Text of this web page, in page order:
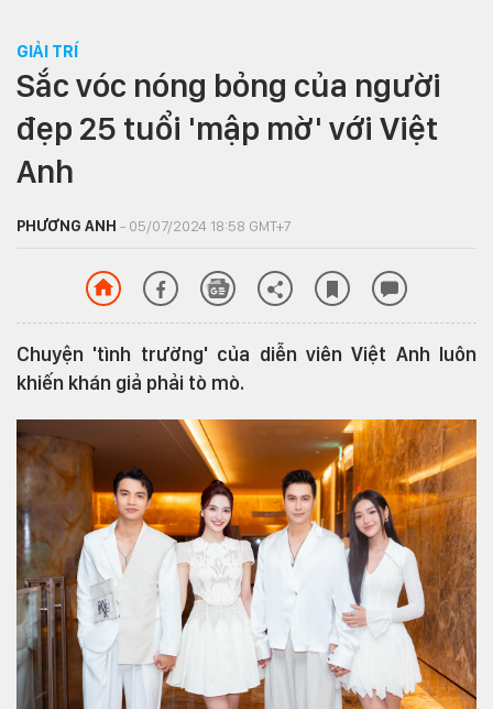
GIẢI TRÍ
Sắc vóc nóng bỏng của người
đẹp 25 tuổi 'mập mờ' với Việt
Anh
PHƯƠNG ANH - 05/07/2024 18:58 GMT+7
Chuyện 'tình trường' của diễn viên Việt Anh luôn
khiến khán giả phải tò mò.